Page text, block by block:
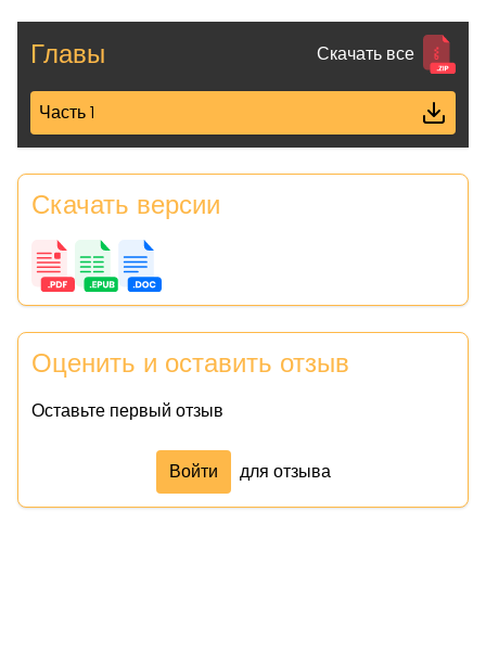
Главы Скачать все
Часть 1
Скачать версии
Оценить и оставить отзыв
Оставьте первый отзыв
Войти для отзыва